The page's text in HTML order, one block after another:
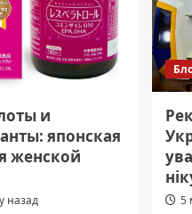
и
японская
женской
назад 5